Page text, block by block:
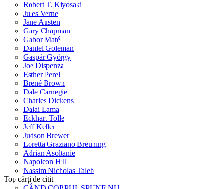
Robert T. Kiyosaki
Jules Verne
Jane Austen
Gary Chapman
Gabor Maté
Daniel Goleman
Gáspár György
Joe Dispenza
Esther Perel
Brené Brown
Dale Carnegie
Charles Dickens
Dalai Lama
Eckhart Tolle
Jeff Keller
Judson Brewer
Loretta Graziano Breuning
Adrian Asoltanie
Napoleon Hill
Nassim Nicholas Taleb
Top cărți de citit